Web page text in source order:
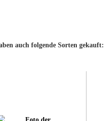
auch folgende Sorten gekauft: